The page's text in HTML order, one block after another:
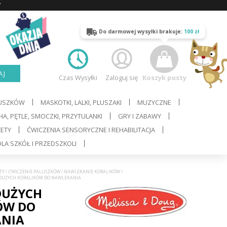
Zaloguj się
Do darmowej wysyłki brakuje: 100 zł
Koszyk pusty
Czas Wysyłki
MASKOTKI, LALKI, PLUSZAKI
MUZYCZNE
PĘTLE, SMOCZKI, PRZYTULANKI
GRY I ZABAWY
ĆWICZENIA SENSORYCZNE I REHABILITACJA
SZKÓŁ I PRZEDSZKOLI
/ĆWICZENIE PALUSZKÓW/ NAWLEKANIE KORALIKÓW/
KORALIKÓW DO NAWLEKANIA
DO